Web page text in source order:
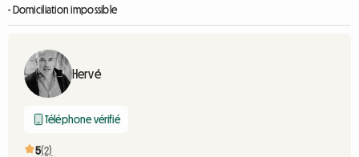
- Domiciliation impossible
Hervé
Téléphone vérifié
5(2)